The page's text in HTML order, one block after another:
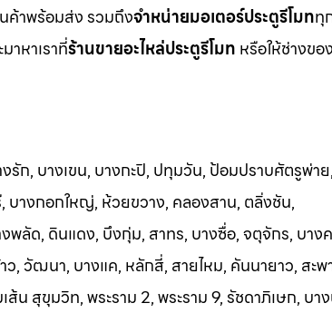
ค้าพร้อมส่ง รวมถึงจำหน่ายมอเตอร์ประตูรีโมททุ
าหาเราที่ร้านขายอะไหล่ประตูรีโมท หรือให้ช่างขอ
ก, บางเขน, บางกะปิ, ปทุมวัน, ป้อมปราบศัตรูพ่าย,
บางกอกใหญ่, ห้วยขวาง, คลองสาน, ตลิ่งชัน,
ลัด, ดินแดง, บึงกุ่ม, สาทร, บางซื่อ, จตุจักร, บาง
ว, วัฒนา, บางแค, หลักสี่, สายไหม, คันนายาว, สะ
สุขุมวิท, พระราม 2, พระราม 9, รัชดาภิเษก, บา